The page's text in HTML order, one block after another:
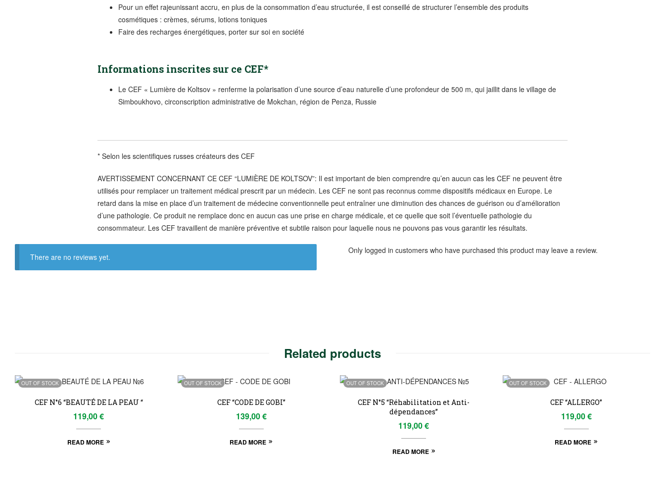
Pour un effet rajeunissant accru, en plus de la consommation d’eau structurée, il est conseillé de structurer l’ensemble des produits
cosmétiques : crèmes, sérums, lotions toniques
Faire des recharges énergétiques, porter sur soi en société
Informations inscrites sur ce CEF*
Le CEF « Lumière de Koltsov » renferme la polarisation d’une source d’eau naturelle d’une profondeur de 500 m, qui jaillit dans le village de
Simboukhovo, circonscription administrative de Mokchan, région de Penza, Russie
* Selon les scientifiques russes créateurs des CEF
AVERTISSEMENT CONCERNANT CE CEF “LUMIÈRE DE KOLTSOV”: Il est important de bien comprendre qu’en aucun cas les CEF ne peuvent être
utilisés pour remplacer un traitement médical prescrit par un médecin. Les CEF ne sont pas reconnus comme dispositifs médicaux en Europe. Le
retard dans la mise en place d’un traitement de médecine conventionnelle peut entraîner une diminution des chances de guérison ou d’amélioration
d’une pathologie. Ce produit ne remplace donc en aucun cas une prise en charge médicale, et ce quelle que soit l’éventuelle pathologie du
consommateur. Les CEF travaillent de manière préventive et subtile raison pour laquelle nous ne pouvons pas vous garantir les résultats.
There are no reviews yet.
Only logged in customers who have purchased this product may leave a review.
Related products
OUT OF STOCK
CEF N°6 “BEAUTÉ DE LA PEAU “
119,00€
READ MORE
OUT OF STOCK
CEF “CODE DE GOBI”
139,00€
READ MORE
OUT OF STOCK
CEF N°5 “Réhabilitation et Anti-
dépendances”
119,00€
READ MORE
OUT OF STOCK
CEF “ALLERGO”
119,00€
READ MORE